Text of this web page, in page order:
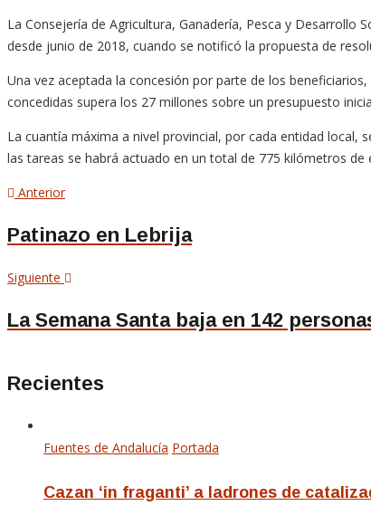
La Consejería de Agricultura, Ganadería, Pesca y Desarrollo
desde junio de 2018, cuando se notificó la propuesta de
Una vez aceptada la concesión por parte de los
concedidas supera los 27 millones sobre un presupuesto
La cuantía máxima a nivel provincial, por cada entidad local,
las tareas se habrá actuado en un total de 775 kilómetros de
Navegación
de
AnteriorArtículo
Patinazo en Lebrija
Siguiente
La Semana Santa baja en 142
Recientes
Fuentes de Andalucía Portada
Cazan ‘in fraganti’ a ladrones de